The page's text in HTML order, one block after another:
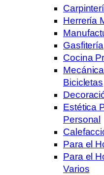
Herrería
Gasfitería
Cocina
Bicicletas
Estética
Personal
Para el
Para el
Varios